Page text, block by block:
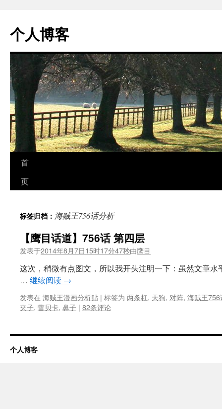
个人博客
跳
至
文
首
页
标签归档： 海贼王756话分析
【鹰目话道】756话 第四层
发表于2014年8月7日15时17分47秒由鹰目
这次，稍微有点图文，所以我开头注明一下：虽然文章
… 继续阅读 →
发表在 海贼王漫画分析贴 | 标签为 两条杠, 天狗, 对阵, 海贼王
夹子, 蕾贝卡, 鼻子 | 82条评论
个人博客